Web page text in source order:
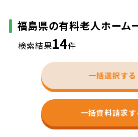
福島県の有料老人ホーム
検索結果14件
一括選択する
一括資料請求す